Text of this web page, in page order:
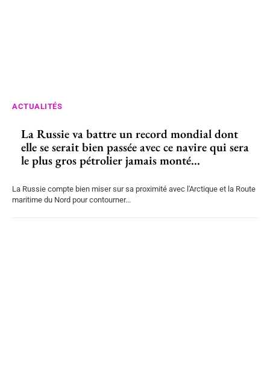
ACTUALITÉS
La Russie va battre un record mondial dont
elle se serait bien passée avec ce navire qui sera
le plus gros pétrolier jamais monté...
La Russie compte bien miser sur sa proximité avec l'Arctique et la Route
maritime du Nord pour contourner...